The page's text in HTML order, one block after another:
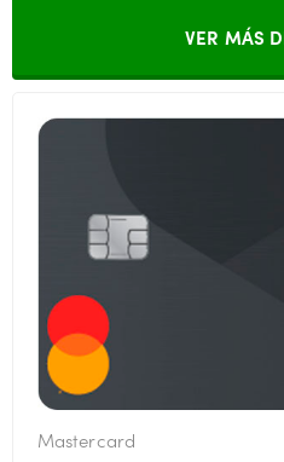
VER MÁS
Mastercard